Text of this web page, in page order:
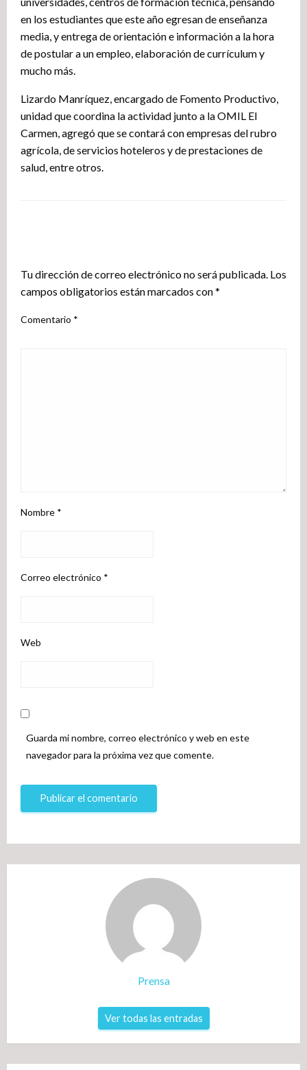
en los estudiantes que este año egresan de enseñanza
media, y entrega de orientación e información a la hora
de postular a un empleo, elaboración de currículum y
mucho más.
Lizardo Manríquez, encargado de Fomento Productivo,
unidad que coordina la actividad junto a la OMIL El
Carmen, agregó que se contará con empresas del rubro
agrícola, de servicios hoteleros y de prestaciones de
salud, entre otros.
Tu dirección de correo electrónico no será publicada. Los
campos obligatorios están marcados con*
Comentario *
Nombre *
Correo electrónico *
Web
Guarda mi nombre, correo electrónico y web en este
navegador para la próxima vez que comente.
Prensa
Ver todas las entradas